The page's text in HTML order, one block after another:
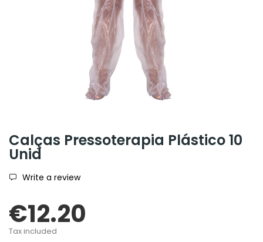
Calças Pressoterapia Plástico 10
Unid
Write a review
€12.20
Tax included